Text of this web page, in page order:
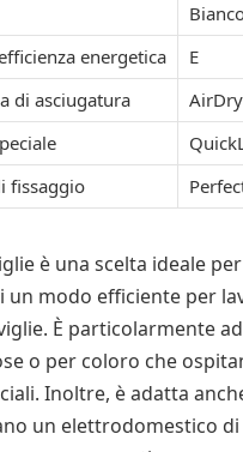
energetica
E
di asciugatura
AirDry
fissaggio
è una scelta ideale
un modo efficiente per
È particolarmente
o per coloro che
Inoltre, è adatta
un elettrodomestico